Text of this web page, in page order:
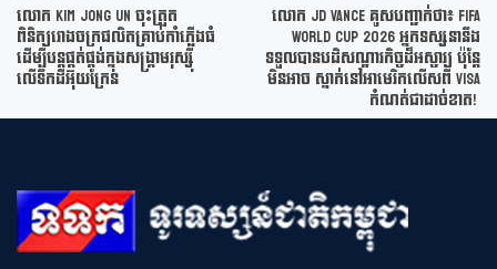
លោក Kim Jong Un ចុះត្រួត
ពិនិត្យរោងចក្រផលិតគ្រាប់កាំភ្លើងធំ
ដើម្បីបន្តផ្គត់ផ្គង់ក្នុងសង្រ្គាមរុស្ស៊ី
លើទឹកដីអ៊ុយក្រែន
លោក JD Vance គូសបញ្ជាក់ថា៖ FIFA
World Cup 2026 អ្នកទស្សនានឹង
ទទួលបានបដិសណ្ឋារកិច្ចដ៏អស្ចារ្យ ប៉ុន្តែ
មិនអាច ស្នាក់នៅអាមេរិកលើសពី VISA
កំណត់ជាដាច់ខាត!